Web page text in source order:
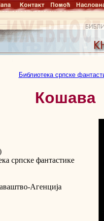
Библиотека српске
Кошава
српске фантастике
Агенција